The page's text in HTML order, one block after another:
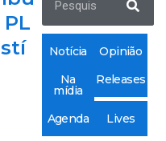
Notícia
Opinião
Na
mídia
Releases
Agenda Lives